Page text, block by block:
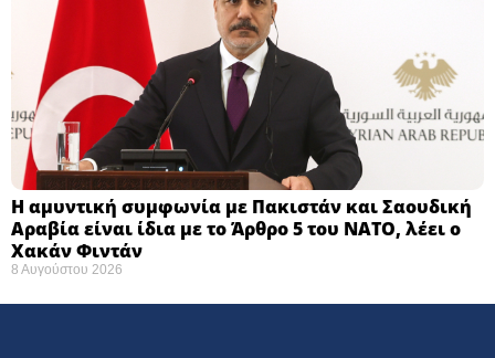
Η αμυντική συμφωνία με Πακιστάν και Σαουδική
Αραβία είναι ίδια με το Άρθρο 5 του ΝΑΤΟ, λέει ο
Χακάν Φιντάν
8 Αυγούστου 2026